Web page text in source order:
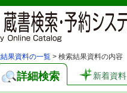
果資料の一覧 > 検索結果資料の内容
詳細検索 新着資料